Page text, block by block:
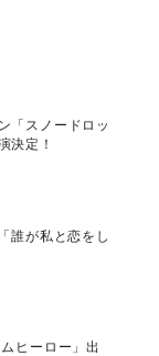
スノードロッ
決定！
誰が私と恋をし
ヒーロー」出